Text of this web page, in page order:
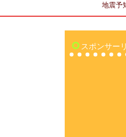
地震予
スポンサー